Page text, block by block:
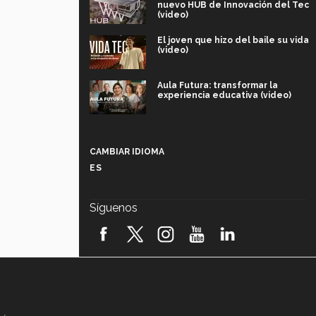
nuevo HUB de Innovación del Tec
(video)
El joven que hizo del baile su vida
(video)
Aula Futura: transformar la
experiencia educativa (video)
robótica FIRST 2026! (video)
CAMBIAR IDIOMA
ES
Síguenos